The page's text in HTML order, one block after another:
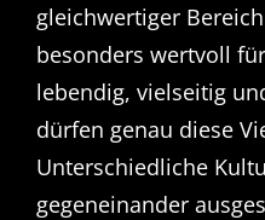
gleichwertiger
besonders wertvoll
lebendig, vielseitig
dürfen genau diese
Unterschiedliche
gegeneinander